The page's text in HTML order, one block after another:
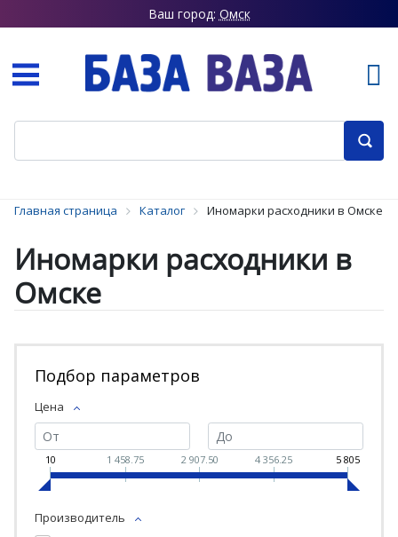
Ваш город: Омск
Главная страница Каталог Иномарки расходники в Омске
Иномарки расходники в
Омске
Подбор параметров
Цена
10 1 458.75 2 907.50 4 356.25 5 805
Производитель